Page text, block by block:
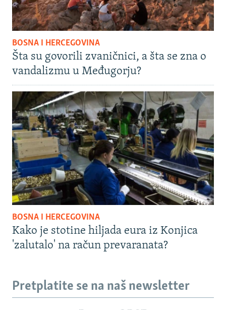
BOSNA I HERCEGOVINA
Šta su govorili zvaničnici, a šta se zna o
vandalizmu u Međugorju?
BOSNA I HERCEGOVINA
Kako je stotine hiljada eura iz Konjica
'zalutalo' na račun prevaranata?
Pretplatite se na naš newsletter